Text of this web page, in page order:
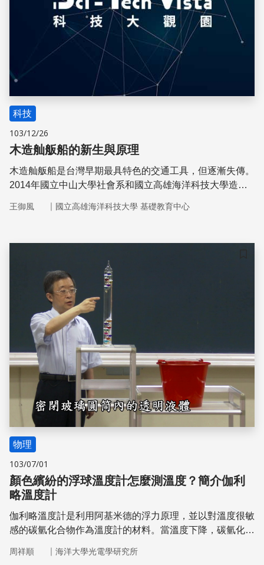
科技
103/12/26
木造舢舨船的新生與原理
木造舢舨船是台灣早期最具特色的交通工具，但逐漸失傳。
2014年國立中山大學社會系和國立高雄海洋科技大學造船
程，傳授學生木船施工的技術，除了記錄旗津船舶歷史與共
科學原理與傳統技藝
王御風 ｜ 國立高雄海洋科技大學 基礎教育中心
物理
103/07/01
顏色繽紛的浮球溫度計怎麼測溫度？簡介伽利
略溫度計
伽利略溫度計是利用阿基米德的浮力原理，並以對溫度很敏
感的碳氫化合物作為溫度計的材料。當溫度下降，碳氫化合
沉。接下來就讓我們來看看，伽利略溫度計是如何從浮沉的
周祥順 ｜ 海洋大學光電學研究所